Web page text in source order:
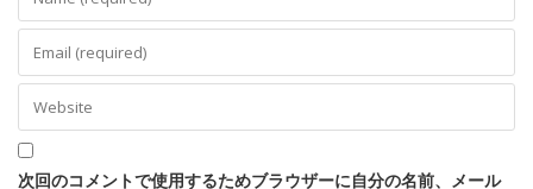
次回のコメントで使用するためブラウザーに自分の名前、メール